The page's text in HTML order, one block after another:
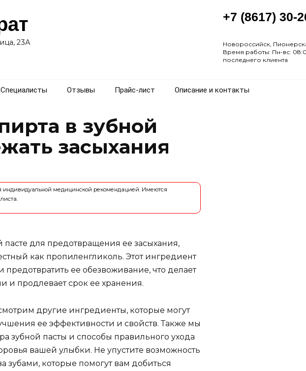
23А
+7 (8617) 30-
Новороссийск,
Время работы: Пн-вс:
последнего клиента
Специалисты Отзывы Прайс-лист Описание и контакты
в зубной
засыхания
индивидуальной медицинской рекомендацией. Имеются
пасте для предотвращения ее засыхания,
как пропиленгликоль. Этот ингредиент
предотвратить ее обезвоживание, что делает
и продлевает срок ее хранения.
другие ингредиенты, которые могут
ее эффективности и свойств. Также мы
зубной пасты и способы правильного ухода
вашей улыбки. Не упустите возможность
зубами, которые помогут вам добиться